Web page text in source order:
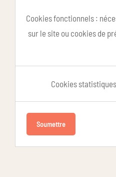
Cookies fonctionnels :
sur le site ou cookies de
Cookies statistiques
Soumettre